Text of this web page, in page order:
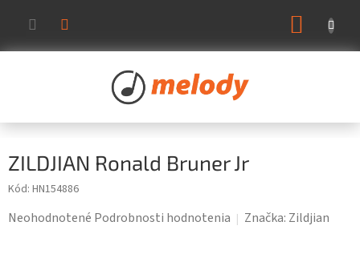
obsah
ZILDJIAN Ronald Bruner Jr
Kód: HN154886
Priemerné
Neohodnotené Podrobnosti hodnotenia Značka: Zildjian